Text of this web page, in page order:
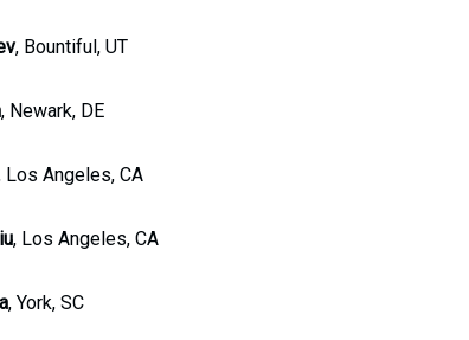
, Bountiful, UT
, Newark, DE
Los Angeles, CA
, Los Angeles, CA
, York, SC